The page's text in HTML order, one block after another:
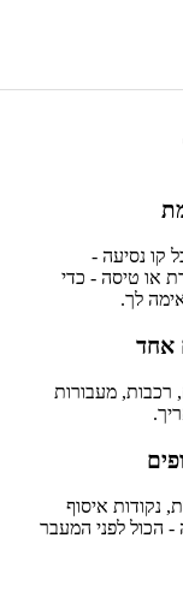
קו נסיעה -
או טיסה - כדי
לך.
אחד
רכבות, מעבורות
נקודות איסוף
- הכול לפני המעבר